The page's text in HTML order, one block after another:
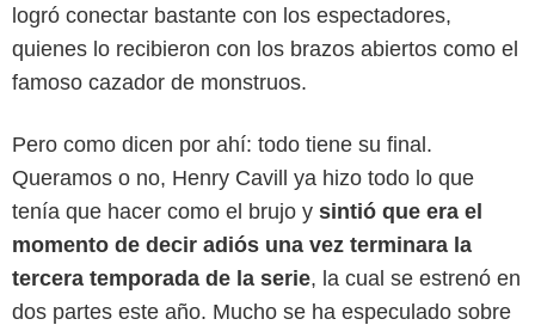
logró conectar bastante con los espectadores,
quienes lo recibieron con los brazos abiertos como el
famoso cazador de monstruos.
Pero como dicen por ahí: todo tiene su final.
Queramos o no, Henry Cavill ya hizo todo lo que
tenía que hacer como el brujo y sintió que era el
momento de decir adiós una vez terminara la
tercera temporada de la serie, la cual se estrenó en
dos partes este año. Mucho se ha especulado sobre